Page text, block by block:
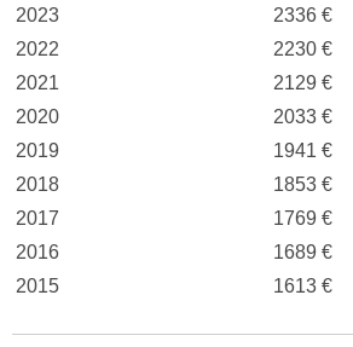
2023
2336 €
2022
2230 €
2021
2129 €
2020
2033 €
2019
1941 €
2018
1853 €
2017
1769 €
2016
1689 €
2015
1613 €